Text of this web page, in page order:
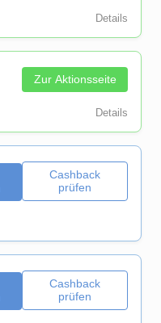
Details
Zur Aktionsseite
Details
Cashback
prüfen
Cashback
prüfen